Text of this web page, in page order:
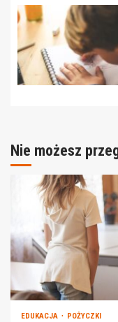
Nie możesz
EDUKACJA POŻYCZKI